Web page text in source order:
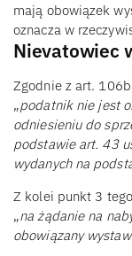
mają obowiązek
oznacza w
Nievatowiec
Zgodnie z art.
„podatnik nie jest
odniesieniu do
podstawie art. 43
wydanych na
Z kolei punkt 3
„na żądanie na
obowiązany